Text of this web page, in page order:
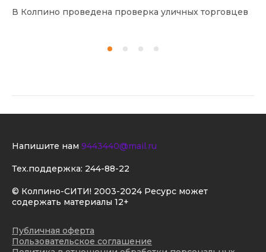
В Колпино проведена проверка уличных торговцев
© Колпино-СИТИ! 2003-2024 Ресурс может
содержать материалы 12+
Публичная оферта
Пользовательское соглашение
Напишите нам 9443440@mail.ru
Тех.поддержка: 244-88-22